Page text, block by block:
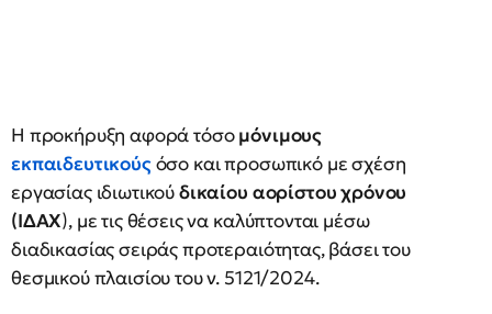
Η προκήρυξη αφορά τόσομόνιμους
εκπαιδευτικούςόσο και προσωπικό με σχέση
εργασίας ιδιωτικούδικαίου αορίστου χρόνου
(ΙΔΑΧ), με τις θέσεις να καλύπτονται μέσω
διαδικασίας σειράς προτεραιότητας, βάσει του
θεσμικού πλαισίου του ν. 5121/2024.